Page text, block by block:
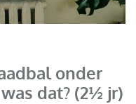
onder
dat? (2½ jr)